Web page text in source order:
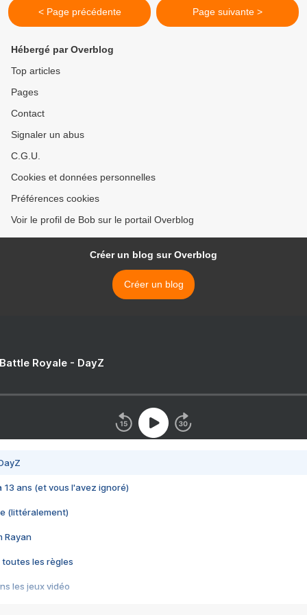
< Page précédente Page suivante >
Hébergé par Overblog
Top articles
Pages
Contact
Signaler un abus
C.G.U.
Cookies et données personnelles
Préférences cookies
Voir le profil de Bob sur le portail Overblog
Créer un blog sur Overblog
Créer un blog
Royale - DayZ
13 ans (et vous l'avez ignoré)
(littéralement)
Rayan
toutes les règles
les jeux vidéo